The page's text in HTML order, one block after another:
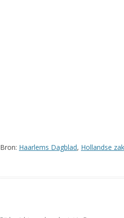
Bron: Haarlems Dagblad, Hollandse